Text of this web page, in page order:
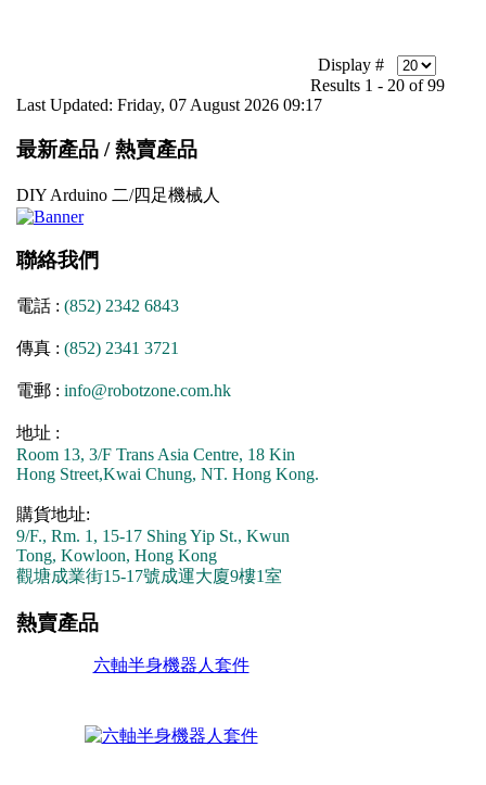
Display #
Results 1 - 20 of 99
Last Updated: Friday, 07 August 2026 09:17
最新產品 / 熱賣產品
DIY Arduino 二/四足機械人
聯絡我們
電話 : (852) 2342 6843
傳真 : (852) 2341 3721
電郵 : info@robotzone.com.hk
地址 :
Room 13, 3/F Trans Asia Centre, 18 Kin
Hong Street,Kwai Chung, NT. Hong Kong.
購貨地址:
9/F., Rm. 1, 15-17 Shing Yip St., Kwun
Tong, Kowloon, Hong Kong
觀塘成業街15-17號成運大廈9樓1室
熱賣產品
六軸半身機器人套件